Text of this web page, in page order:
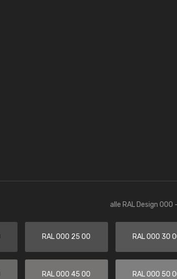
alle RAL Design 000
RAL 000 25 00 RAL 000 30
RAL 000 45 00 RAL 000 50